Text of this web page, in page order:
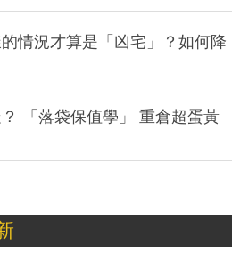
情況才算是「凶宅」？如何降
「落袋保值學」 重倉超蛋黃